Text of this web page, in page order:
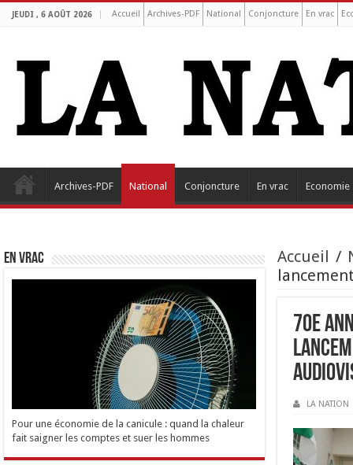
JEUDI , 6 AOÛT 2026 Accueil Archives-PDF National Conjoncture En vrac
Archives-PDF National Conjoncture En vrac Economie
Accueil /
70e
LA NATION
EN VRAC
Pour une économie de la canicule : quand la chaleur
fait saigner les comptes et suer les hommes